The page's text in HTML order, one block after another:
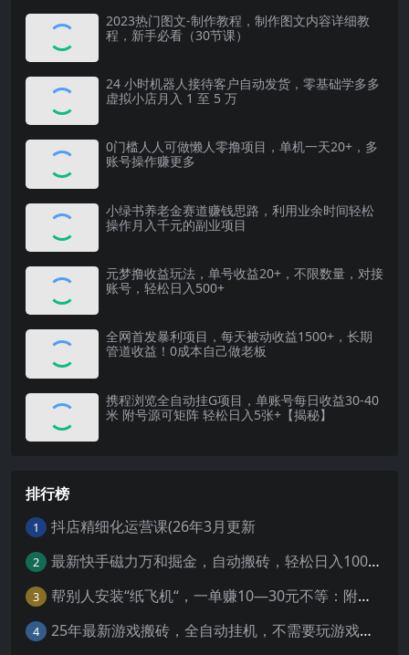
2023热门图文-制作教程，制作图文内容详细教
程，新手必看（30节课）
24 小时机器人接待客户自动发货，零基础学多多
虚拟小店月入 1 至 5 万
0门槛人人可做懒人零撸项目，单机一天20+，多
账号操作赚更多
小绿书养老金赛道赚钱思路，利用业余时间轻松
操作月入千元的副业项目
元梦撸收益玩法，单号收益20+，不限数量，对接
账号，轻松日入500+
全网首发暴利项目，每天被动收益1500+，长期
管道收益！0成本自己做老板
携程浏览全自动挂G项目，单账号每日收益30-40
米 附号源可矩阵 轻松日入5张+【揭秘】
排行榜
1 抖店精细化运营课(26年3月更新
2 最新快手磁力万和掘金，自动搬砖，轻松日入100-200，操作简单
3 帮别人安装“纸飞机“，一单赚10—30元不等：附：免费节点
4 25年最新游戏搬砖，全自动挂机，不需要玩游戏，单手机操作日入300+